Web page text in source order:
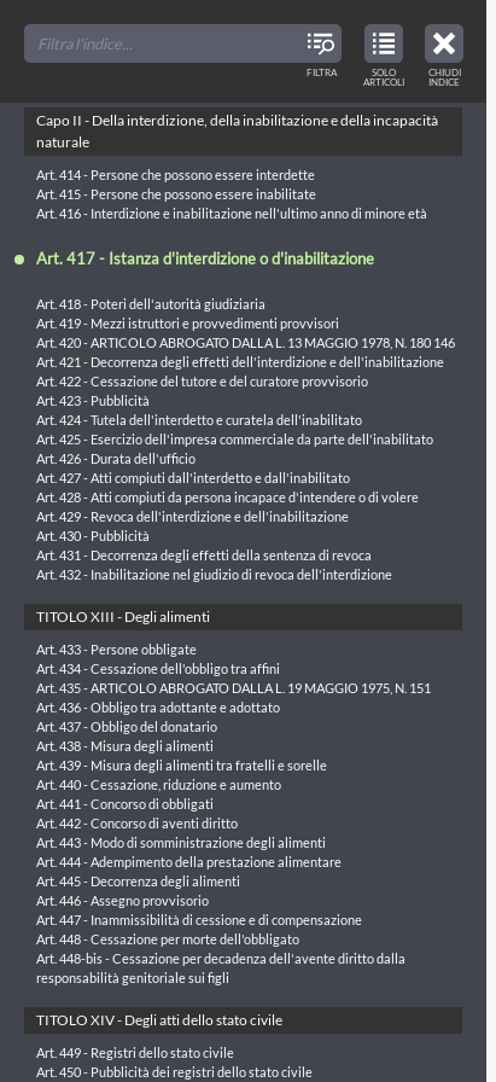
TABLE
OF
CONTENTS
CHIUDI
INDICE
TOC
TITLES
FILTRA
VIEW
ONLY
ARTICLES
IN
TABLE
CONTENTS
SOLO
ARTICOLI
Art. 411 - Norme applicabili all'amministrazione di sostegno
Art. 412 - Procedimento per la revoca e l'estinzione
Art. 413 - Revoca dell'amministrazione di sostegno
Capo II - Della interdizione, della inabilitazione e della incapacità
naturale
Art. 414 - Persone che possono essere interdette
Art. 415 - Persone che possono essere inabilitate
Art. 416 - Interdizione e inabilitazione nell'ultimo anno di minore età
Art. 417 - Istanza d'interdizione o d'inabilitazione
Art. 418 - Poteri dell'autorità giudiziaria
Art. 419 - Mezzi istruttori e provvedimenti provvisori
Art. 420 - ARTICOLO ABROGATO DALLA L. 13 MAGGIO 1978, N. 180 146
Art. 421 - Decorrenza degli effetti dell'interdizione e dell'inabilitazione
Art. 422 - Cessazione del tutore e del curatore provvisorio
Art. 423 - Pubblicità
Art. 424 - Tutela dell'interdetto e curatela dell'inabilitato
Art. 425 - Esercizio dell'impresa commerciale da parte dell'inabilitato
Art. 426 - Durata dell'ufficio
Art. 427 - Atti compiuti dall'interdetto e dall'inabilitato
Art. 428 - Atti compiuti da persona incapace d'intendere o di volere
Art. 429 - Revoca dell'interdizione e dell'inabilitazione
Art. 430 - Pubblicità
Art. 431 - Decorrenza degli effetti della sentenza di revoca
Art. 432 - Inabilitazione nel giudizio di revoca dell'interdizione
TITOLO XIII - Degli alimenti
Art. 433 - Persone obbligate
Art. 434 - Cessazione dell'obbligo tra affini
Art. 435 - ARTICOLO ABROGATO DALLA L. 19 MAGGIO 1975, N. 151
Art. 436 - Obbligo tra adottante e adottato
Art. 437 - Obbligo del donatario
Art. 438 - Misura degli alimenti
Art. 439 - Misura degli alimenti tra fratelli e sorelle
Art. 440 - Cessazione, riduzione e aumento
Art. 441 - Concorso di obbligati
Art. 442 - Concorso di aventi diritto
Art. 443 - Modo di somministrazione degli alimenti
Art. 444 - Adempimento della prestazione alimentare
Art. 445 - Decorrenza degli alimenti
Art. 446 - Assegno provvisorio
Art. 447 - Inammissibilità di cessione e di compensazione
Art. 448 - Cessazione per morte dell'obbligato
Art. 448-bis - Cessazione per decadenza dell'avente diritto dalla
responsabilità genitoriale sui figli
TITOLO XIV - Degli atti dello stato civile
Art. 449 - Registri dello stato civile
Art. 450 - Pubblicità dei registri dello stato civile